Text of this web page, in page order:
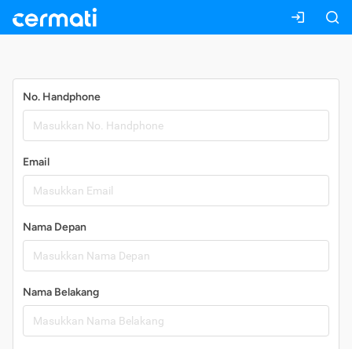
No. Handphone
Email
Nama Depan
Nama Belakang